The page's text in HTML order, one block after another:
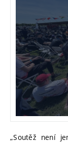
„Soutěž není